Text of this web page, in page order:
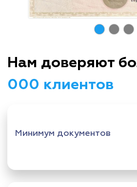
Нам доверяют
000 клиентов
Минимум документов